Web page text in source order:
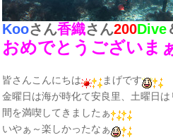
Kooさん香織さん200Dive
おめでとうございま
皆さんこんにちは
まげです
金曜日は海が時化て安良里、土曜日
間を満喫してきましたぁ
いやぁ～楽しかったなぁ